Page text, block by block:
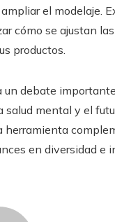
el modelaje.
cómo se ajustan
productos.
un debate
mental y el
herramienta
en diversidad e